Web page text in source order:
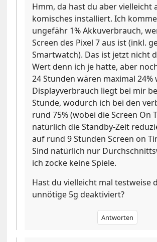
Hmm, da hast du aber vielleicht
komisches installiert. Ich
ungefähr 1% Akkuverbrauch,
Screen des Pixel 7 aus ist (inkl.
Smartwatch). Das ist jetzt nicht
Wert denn ich je hatte, aber
24 Stunden wären maximal 24%
Displayverbrauch liegt bei mir
Stunde, wodurch ich bei den
rund 75% (wobei die Screen On
natürlich die Standby-Zeit
auf rund 9 Stunden Screen on
Sind natürlich nur
ich zocke keine Spiele.
Hast du vielleicht mal testweise
unnötige 5g deaktiviert?
Antworten